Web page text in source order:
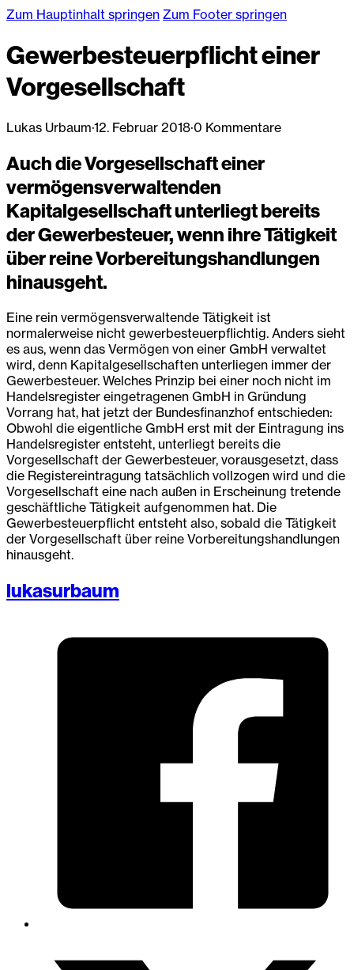
Zum Hauptinhalt springen Zum Footer springen
Gewerbesteuerpflicht einer
Vorgesellschaft
Lukas Urbaum·12. Februar 2018·0 Kommentare
Auch die Vorgesellschaft einer
vermögensverwaltenden
Kapitalgesellschaft unterliegt bereits
der Gewerbesteuer, wenn ihre Tätigkeit
über reine Vorbereitungshandlungen
hinausgeht.
Eine rein vermögensverwaltende Tätigkeit ist
normalerweise nicht gewerbesteuerpflichtig. Anders sieht
es aus, wenn das Vermögen von einer GmbH verwaltet
wird, denn Kapitalgesellschaften unterliegen immer der
Gewerbesteuer. Welches Prinzip bei einer noch nicht im
Handelsregister eingetragenen GmbH in Gründung
Vorrang hat, hat jetzt der Bundesfinanzhof entschieden:
Obwohl die eigentliche GmbH erst mit der Eintragung ins
Handelsregister entsteht, unterliegt bereits die
Vorgesellschaft der Gewerbesteuer, vorausgesetzt, dass
die Registereintragung tatsächlich vollzogen wird und die
Vorgesellschaft eine nach außen in Erscheinung tretende
geschäftliche Tätigkeit aufgenommen hat. Die
Gewerbesteuerpflicht entsteht also, sobald die Tätigkeit
der Vorgesellschaft über reine Vorbereitungshandlungen
hinausgeht.
lukasurbaum